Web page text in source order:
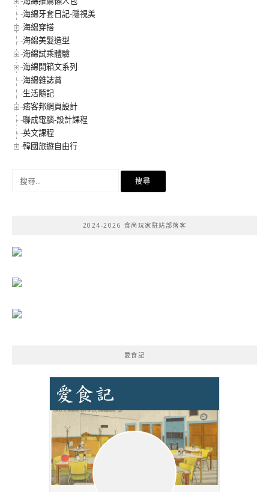
海綿牙套日記-隱視美
海綿穿搭
海綿美髮造型
海綿試乘體驗
海綿開箱文系列
海綿雜誌賞
生活隨記
痞客邦網頁設計
聯成電腦-設計課程
英文課程
韓國旅遊自由行
2024-2026 食尚玩家駐站部落客
愛食記